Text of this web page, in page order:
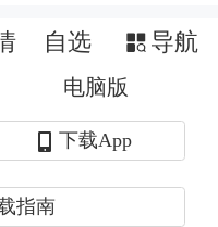
引来看，预计
产品将逐渐起
自选 导航
电脑版
下载App
指南